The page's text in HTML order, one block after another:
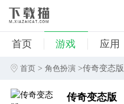
首页 游戏 应用
首页 >角色扮演 >传奇变态版
传奇变态版